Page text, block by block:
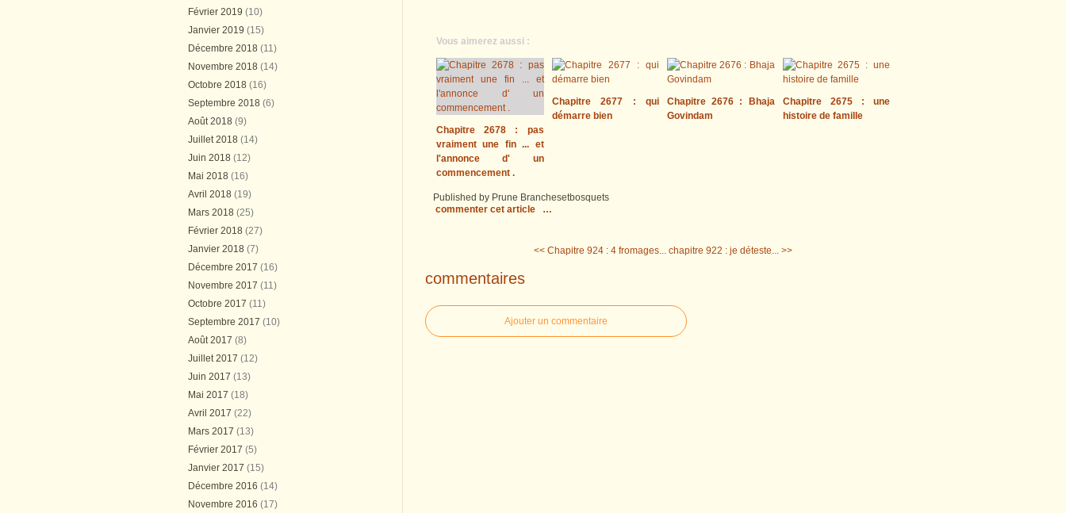
Février 2019 (10)
Janvier 2019 (15)
Décembre 2018 (11)
Novembre 2018 (14)
Octobre 2018 (16)
Septembre 2018 (6)
Août 2018 (9)
Juillet 2018 (14)
Juin 2018 (12)
Mai 2018 (16)
Avril 2018 (19)
Mars 2018 (25)
Février 2018 (27)
Janvier 2018 (7)
Décembre 2017 (16)
Novembre 2017 (11)
Octobre 2017 (11)
Septembre 2017 (10)
Août 2017 (8)
Juillet 2017 (12)
Juin 2017 (13)
Mai 2017 (18)
Avril 2017 (22)
Mars 2017 (13)
Février 2017 (5)
Janvier 2017 (15)
Décembre 2016 (14)
Novembre 2016 (17)
Vous aimerez aussi :
Chapitre 2678 : pas
vraiment une fin ... et
l'annonce d' un
commencement .
Chapitre 2677 : qui
démarre bien
Chapitre 2676 : Bhaja
Govindam
Chapitre 2675 : une
histoire de famille
Published by Prune Branchesetbosquets
commenter cet article
…
<< Chapitre 924 : 4 fromages... chapitre 922 : je déteste... >>
commentaires
Ajouter un commentaire